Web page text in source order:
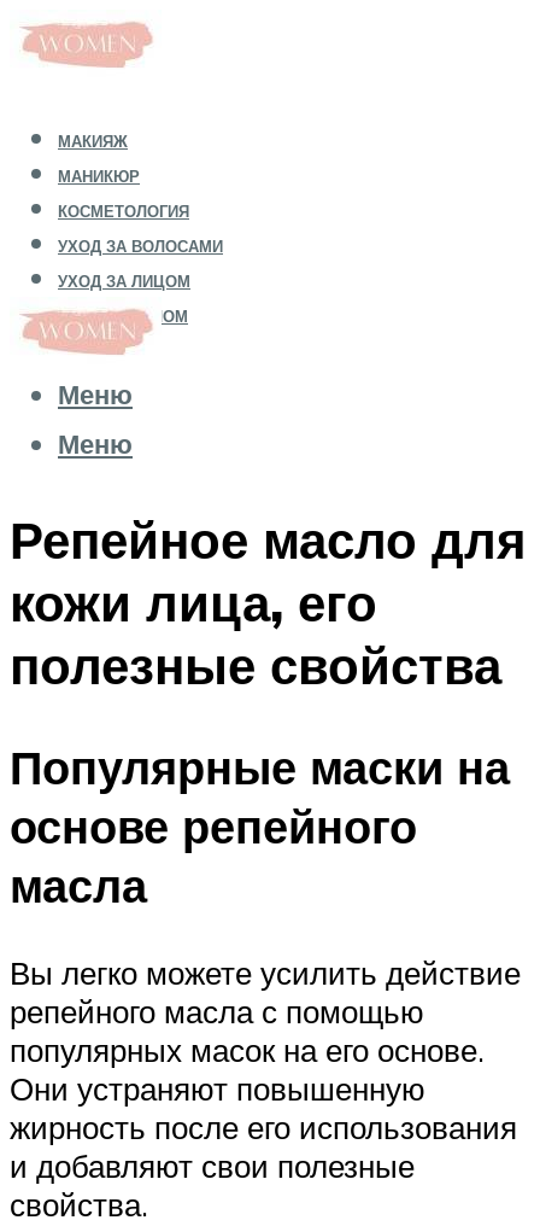
МАКИЯЖ
МАНИКЮР
КОСМЕТОЛОГИЯ
УХОД ЗА ВОЛОСАМИ
УХОД ЗА ЛИЦОМ
УХОД ЗА ТЕЛОМ
Меню
Меню
Репейное масло для
кожи лица, его
полезные свойства
Популярные маски на
основе репейного
масла
Вы легко можете усилить действие
репейного масла с помощью
популярных масок на его основе.
Они устраняют повышенную
жирность после его использования
и добавляют свои полезные
свойства.